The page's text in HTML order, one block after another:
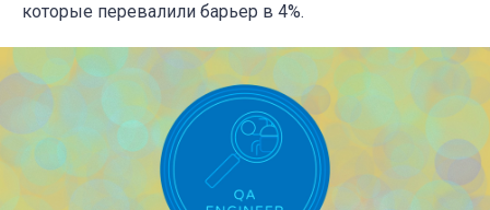
которые перевалили барьер в 4%.